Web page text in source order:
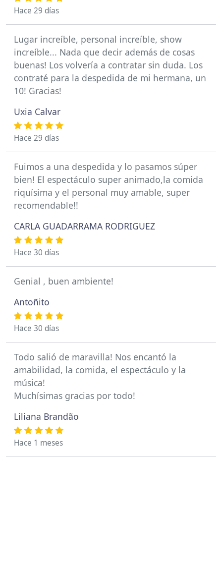
Hace 29 días
Lugar increíble, personal increíble, show
increíble... Nada que decir además de cosas
buenas! Los volvería a contratar sin duda. Los
contraté para la despedida de mi hermana, un
10! Gracias!
Uxia Calvar
Hace 29 días
Fuimos a una despedida y lo pasamos súper
bien! El espectáculo super animado,la comida
riquísima y el personal muy amable, super
recomendable!!
CARLA GUADARRAMA RODRIGUEZ
Hace 30 días
Genial , buen ambiente!
Antoñito
Hace 30 días
Todo salió de maravilla! Nos encantó la
amabilidad, la comida, el espectáculo y la
música!
Muchísimas gracias por todo!
Liliana Brandão
Hace 1 meses